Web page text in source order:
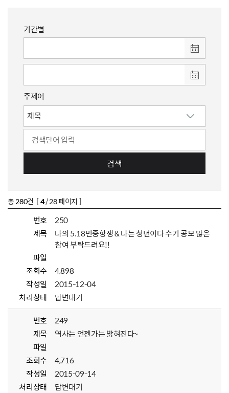
기간별
주제어
검색
총280건 [4/ 28 페이지 ]
번호
250
제목
나의 5.18민중항쟁 & 나는 청년이다 수기 공모 많은
참여 부탁드려요!!
파일
조회수
4,898
작성일
2015-12-04
처리상태
답변대기
번호
249
제목
역사는 언젠가는 밝혀진다~
파일
조회수
4,716
작성일
2015-09-14
처리상태
답변대기